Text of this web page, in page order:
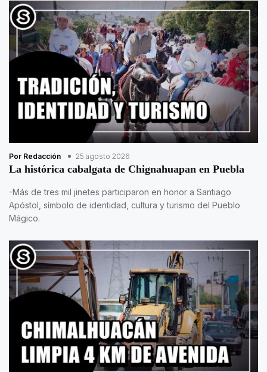
Por Redacción 25 agosto 2026
La histórica cabalgata de Chignahuapan en Puebla
-Más de tres mil jinetes participaron en honor a Santiago
Apóstol, símbolo de identidad, cultura y turismo del Pueblo
Mágico.